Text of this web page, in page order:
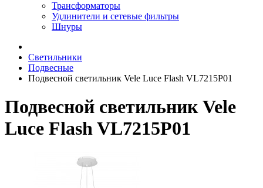
Трансформаторы
Удлинители и сетевые фильтры
Шнуры
Светильники
Подвесные
Подвесной светильник Vele Luce Flash VL7215P01
Подвесной светильник Vele
Luce Flash VL7215P01